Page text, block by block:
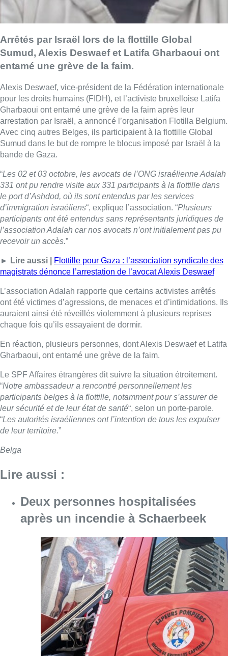
Arrêtés par Israël lors de la flottille Global
Sumud, Alexis Deswaef et Latifa Gharbaoui ont
entamé une grève de la faim.
Alexis Deswaef, vice-président de la Fédération internationale
pour les droits humains (FIDH), et l’activiste bruxelloise Latifa
Gharbaoui ont entamé une grève de la faim après leur
arrestation par Israël, a annoncé l’organisation Flotilla Belgium.
Avec cinq autres Belges, ils participaient à la flottille Global
Sumud dans le but de rompre le blocus imposé par Israël à la
bande de Gaza.
“Les 02 et 03 octobre, les avocats de l’ONG israélienne Adalah
331 ont pu rendre visite aux 331 participants à la flottille dans
le port d’Ashdod, où ils sont entendus par les services
d’immigration israéliens“, explique l’association. “Plusieurs
participants ont été entendus sans représentants juridiques de
l’association Adalah car nos avocats n’ont initialement pas pu
recevoir un accès.”
► Lire aussi |
Flottille pour Gaza : l’association syndicale des
magistrats dénonce l’arrestation de l’avocat Alexis Deswaef
L’association Adalah rapporte que certains activistes arrêtés
ont été victimes d’agressions, de menaces et d’intimidations. Ils
auraient ainsi été réveillés violemment à plusieurs reprises
chaque fois qu’ils essayaient de dormir.
En réaction, plusieurs personnes, dont Alexis Deswaef et Latifa
Gharbaoui, ont entamé une grève de la faim.
Le SPF Affaires étrangères dit suivre la situation étroitement.
“Notre ambassadeur a rencontré personnellement les
participants belges à la flottille, notamment pour s’assurer de
leur sécurité et de leur état de santé“, selon un porte-parole.
“Les autorités israéliennes ont l’intention de tous les expulser
de leur territoire.”
Belga
Lire aussi :
Deux personnes hospitalisées
après un incendie à Schaerbeek